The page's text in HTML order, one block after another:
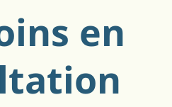
en